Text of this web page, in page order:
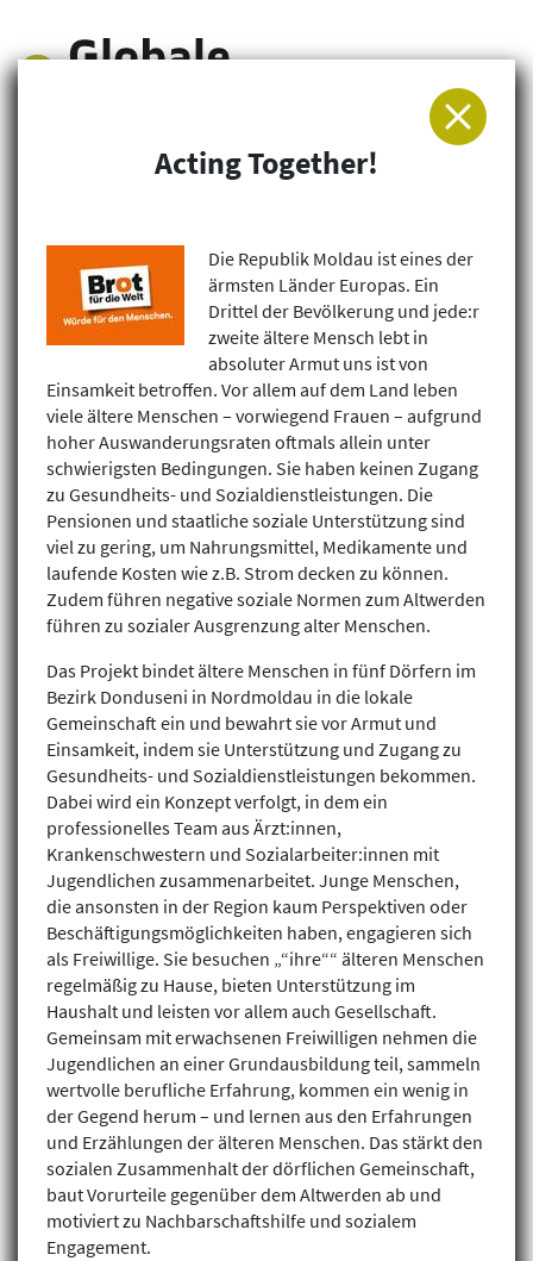
Arbeitsgemeinschaft für Entwicklung und
Acting Together!
Die Republik Moldau ist eines der
ärmsten Länder Europas. Ein
Drittel der Bevölkerung und jede:r
zweite ältere Mensch lebt in
absoluter Armut uns ist von
Einsamkeit betroffen. Vor allem auf dem Land leben
viele ältere Menschen – vorwiegend Frauen – aufgrund
hoher Auswanderungsraten oftmals allein unter
schwierigsten Bedingungen. Sie haben keinen Zugang
zu Gesundheits- und Sozialdienstleistungen. Die
Pensionen und staatliche soziale Unterstützung sind
viel zu gering, um Nahrungsmittel, Medikamente und
laufende Kosten wie z.B. Strom decken zu können.
Zudem führen negative soziale Normen zum Altwerden
führen zu sozialer Ausgrenzung alter Menschen.
Das Projekt bindet ältere Menschen in fünf Dörfern im
Bezirk Donduseni in Nordmoldau in die lokale
Gemeinschaft ein und bewahrt sie vor Armut und
Einsamkeit, indem sie Unterstützung und Zugang zu
Gesundheits- und Sozialdienstleistungen bekommen.
Dabei wird ein Konzept verfolgt, in dem ein
professionelles Team aus Ärzt:innen,
Krankenschwestern und Sozialarbeiter:innen mit
Jugendlichen zusammenarbeitet. Junge Menschen,
die ansonsten in der Region kaum Perspektiven oder
Beschäftigungsmöglichkeiten haben, engagieren sich
als Freiwillige. Sie besuchen „“ihre““ älteren Menschen
regelmäßig zu Hause, bieten Unterstützung im
Haushalt und leisten vor allem auch Gesellschaft.
Gemeinsam mit erwachsenen Freiwilligen nehmen die
Jugendlichen an einer Grundausbildung teil, sammeln
wertvolle berufliche Erfahrung, kommen ein wenig in
der Gegend herum – und lernen aus den Erfahrungen
und Erzählungen der älteren Menschen. Das stärkt den
sozialen Zusammenhalt der dörflichen Gemeinschaft,
baut Vorurteile gegenüber dem Altwerden ab und
motiviert zu Nachbarschaftshilfe und sozialem
Engagement.